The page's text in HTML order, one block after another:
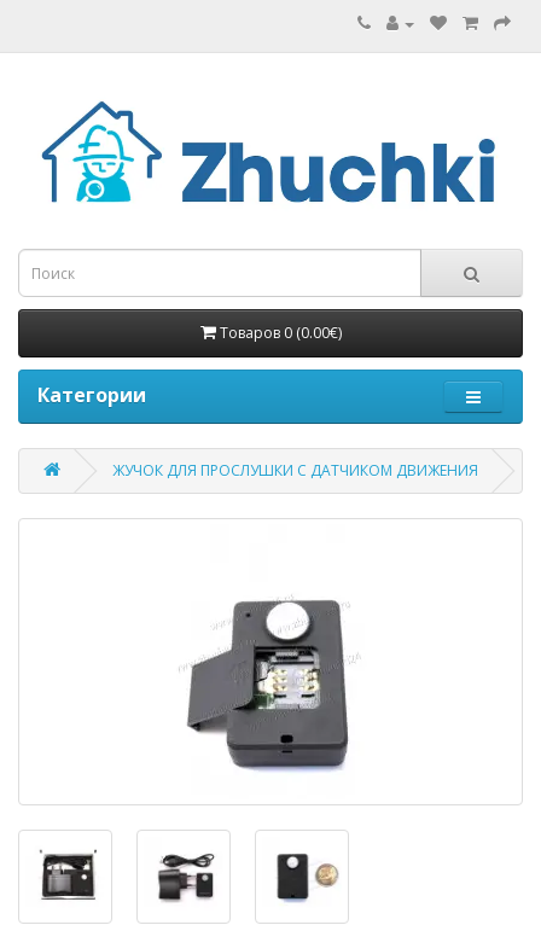
Товаров 0 (0.00€)
Категории
ЖУЧОК ДЛЯ ПРОСЛУШКИ С ДАТЧИКОМ ДВИЖЕНИЯ